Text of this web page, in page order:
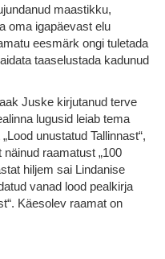
maastikku,
oma igapäevast elu
eesmärk ongi tuletada
taaselustada kadunud
Juske kirjutanud terve
lugusid leiab tema
unustatud Tallinnast“,
raamatust „100
hiljem sai Lindanise
vanad lood pealkirja
Käesolev raamat on